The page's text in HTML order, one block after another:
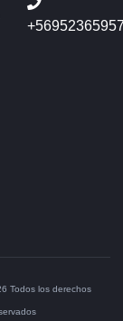
Todos los derechos